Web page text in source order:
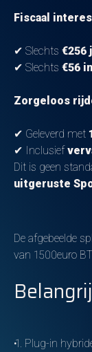
Fiscaal
✔ Slechts €256
✔ Slechts €56
Zorgeloos
✔ Geleverd met
✔ Inclusief
Dit is geen
uitgeruste
De afgebeelde
van 1500euro
Plug-in